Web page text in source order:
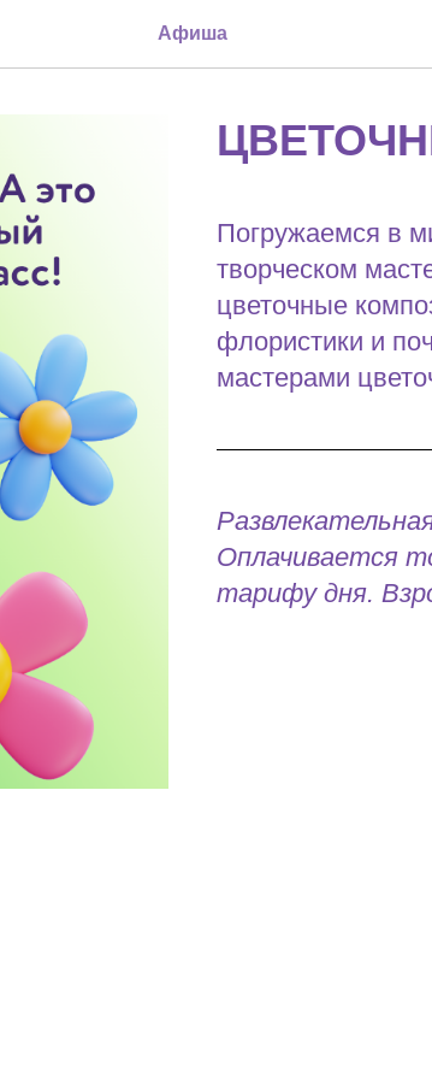
Афиша
Погружаемся в
творческом
цветочные
флористики и
мастерами
Оплачивается
тарифу дня.